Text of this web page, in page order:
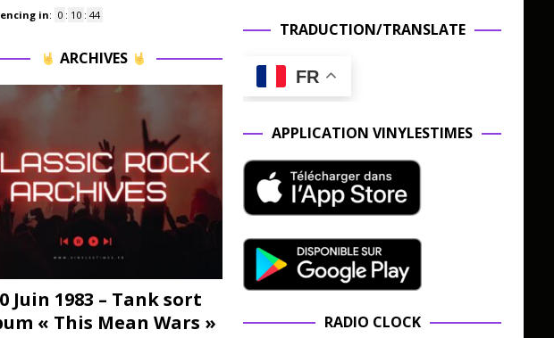
in: 0 : 10 : 43
ARCHIVES
Juin 1983 – Tank sort
« This Mean Wars »
TRADUCTION/TRANSLATE
FR
APPLICATION VINYLESTIMES
RADIO CLOCK